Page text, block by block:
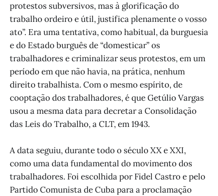
protestos subversivos, mas à glorificação do
trabalho ordeiro e útil, justifica plenamente o vosso
ato”. Era uma tentativa, como habitual, da burguesia
e do Estado burguês de “domesticar” os
trabalhadores e criminalizar seus protestos, em um
período em que não havia, na prática, nenhum
direito trabalhista. Com o mesmo espírito, de
cooptação dos trabalhadores, é que Getúlio Vargas
usou a mesma data para decretar a Consolidação
das Leis do Trabalho, a CLT, em 1943.
A data seguiu, durante todo o século XX e XXI,
como uma data fundamental do movimento dos
trabalhadores. Foi escolhida por Fidel Castro e pelo
Partido Comunista de Cuba para a proclamação